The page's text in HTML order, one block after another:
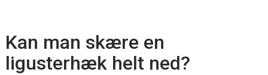
Kan man skære en
ligusterhæk helt ned?